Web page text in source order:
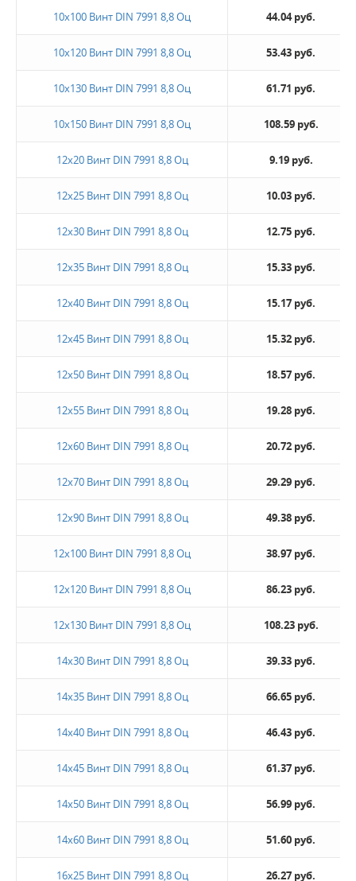
10х100 Винт DIN 7991 8,8 Оц 44.04 руб.
10х120 Винт DIN 7991 8,8 Оц 53.43 руб.
10х130 Винт DIN 7991 8,8 Оц 61.71 руб.
10х150 Винт DIN 7991 8,8 Оц 108.59 руб.
12х20 Винт DIN 7991 8,8 Оц 9.19 руб.
12х25 Винт DIN 7991 8,8 Оц 10.03 руб.
12х30 Винт DIN 7991 8,8 Оц 12.75 руб.
12х35 Винт DIN 7991 8,8 Оц 15.33 руб.
12х40 Винт DIN 7991 8,8 Оц 15.17 руб.
12х45 Винт DIN 7991 8,8 Оц 15.32 руб.
12х50 Винт DIN 7991 8,8 Оц 18.57 руб.
12х55 Винт DIN 7991 8,8 Оц 19.28 руб.
12х60 Винт DIN 7991 8,8 Оц 20.72 руб.
12х70 Винт DIN 7991 8,8 Оц 29.29 руб.
12х90 Винт DIN 7991 8,8 Оц 49.38 руб.
12х100 Винт DIN 7991 8,8 Оц 38.97 руб.
12х120 Винт DIN 7991 8,8 Оц 86.23 руб.
12х130 Винт DIN 7991 8,8 Оц 108.23 руб.
14х30 Винт DIN 7991 8,8 Оц 39.33 руб.
14х35 Винт DIN 7991 8,8 Оц 66.65 руб.
14х40 Винт DIN 7991 8,8 Оц 46.43 руб.
14х45 Винт DIN 7991 8,8 Оц 61.37 руб.
14х50 Винт DIN 7991 8,8 Оц 56.99 руб.
14х60 Винт DIN 7991 8,8 Оц 51.60 руб.
16х25 Винт DIN 7991 8,8 Оц 26.27 руб.